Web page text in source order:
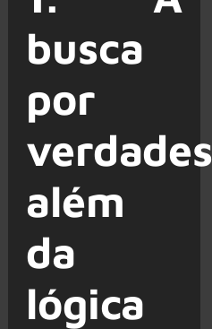
busca
por
verdades
além
da
lógica